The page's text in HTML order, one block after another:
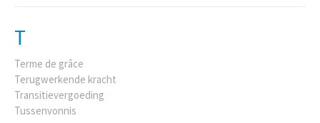
T
Terme de grâce
Terugwerkende kracht
Transitievergoeding
Tussenvonnis